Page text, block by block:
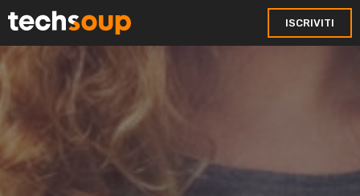
ISCRIVITI